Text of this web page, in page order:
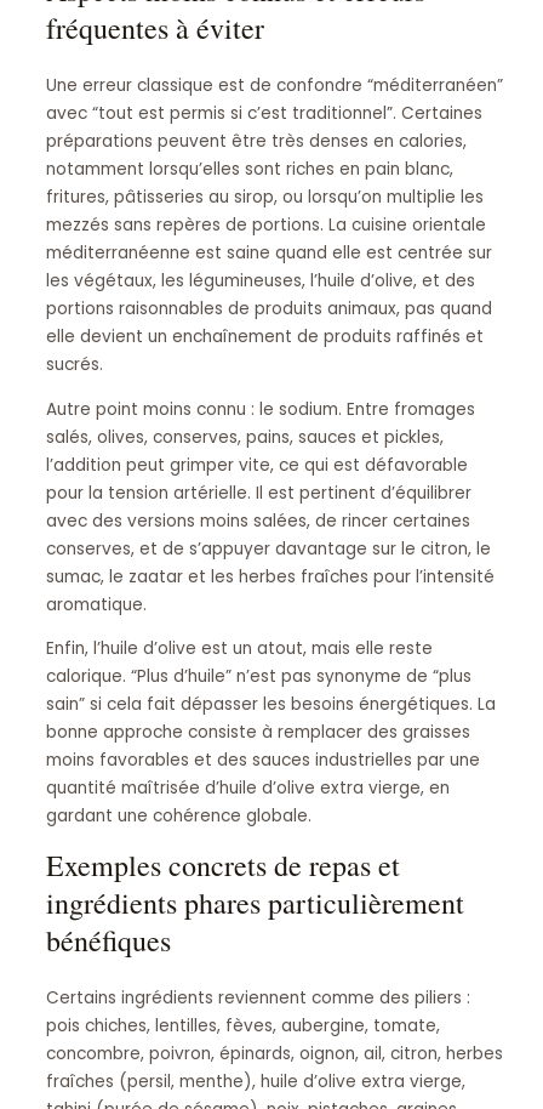
fréquentes à éviter
Une erreur classique est de confondre “méditerranéen”
avec “tout est permis si c’est traditionnel”. Certaines
préparations peuvent être très denses en calories,
notamment lorsqu’elles sont riches en pain blanc,
fritures, pâtisseries au sirop, ou lorsqu’on multiplie les
mezzés sans repères de portions. La cuisine orientale
méditerranéenne est saine quand elle est centrée sur
les végétaux, les légumineuses, l’huile d’olive, et des
portions raisonnables de produits animaux, pas quand
elle devient un enchaînement de produits raffinés et
sucrés.
Autre point moins connu : le sodium. Entre fromages
salés, olives, conserves, pains, sauces et pickles,
l’addition peut grimper vite, ce qui est défavorable
pour la tension artérielle. Il est pertinent d’équilibrer
avec des versions moins salées, de rincer certaines
conserves, et de s’appuyer davantage sur le citron, le
sumac, le zaatar et les herbes fraîches pour l’intensité
aromatique.
Enfin, l’huile d’olive est un atout, mais elle reste
calorique. “Plus d’huile” n’est pas synonyme de “plus
sain” si cela fait dépasser les besoins énergétiques. La
bonne approche consiste à remplacer des graisses
moins favorables et des sauces industrielles par une
quantité maîtrisée d’huile d’olive extra vierge, en
gardant une cohérence globale.
Exemples concrets de repas et
ingrédients phares particulièrement
bénéfiques
Certains ingrédients reviennent comme des piliers :
pois chiches, lentilles, fèves, aubergine, tomate,
concombre, poivron, épinards, oignon, ail, citron, herbes
fraîches (persil, menthe), huile d’olive extra vierge,